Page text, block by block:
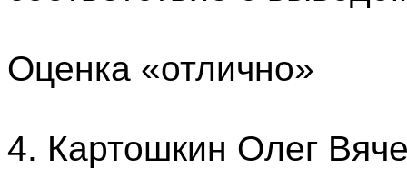
Оценка «отлично»
4. Картошкин Олег